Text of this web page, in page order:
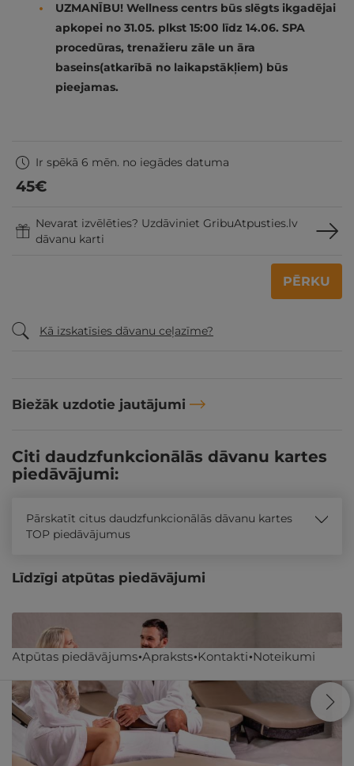
UZMANĪBU! Wellness centrs būs slēgts ikgadējai
apkopei no 31.05. plkst 15:00 līdz 14.06. SPA
procedūras, trenažieru zāle un āra
baseins(atkarībā no laikapstākļiem) būs
pieejamas.
Ir spēkā 6 mēn. no iegādes datuma
45€
Nevarat izvēlēties? Uzdāviniet GribuAtpusties.lv
dāvanu karti
PĒRKU
Kā izskatīsies dāvanu ceļazīme?
Biežāk uzdotie jautājumi
Atpūtas piedāvājums Apraksts Kontakti Noteikumi
Citi daudzfunkcionālās dāvanu kartes
piedāvājumi:
Pārskatīt citus daudzfunkcionālās dāvanu kartes
TOP piedāvājumus
Līdzīgi atpūtas piedāvājumi